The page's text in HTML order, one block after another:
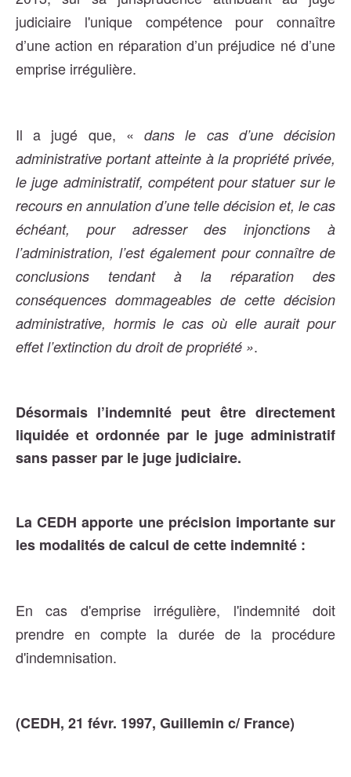
judiciaire l'unique compétence pour connaître
d’une action en réparation d’un préjudice né d’une
emprise irrégulière.
Il a jugé que, « dans le cas d’une décision
administrative portant atteinte à la propriété privée,
le juge administratif, compétent pour statuer sur le
recours en annulation d’une telle décision et, le cas
échéant, pour adresser des injonctions à
l’administration, l’est également pour connaître de
conclusions tendant à la réparation des
conséquences dommageables de cette décision
administrative, hormis le cas où elle aurait pour
effet l’extinction du droit de propriété ».
Désormais l’indemnité peut être directement
liquidée et ordonnée par le juge administratif
sans passer par le juge judiciaire.
La CEDH apporte une précision importante sur
les modalités de calcul de cette indemnité :
En cas d'emprise irrégulière, l'indemnité doit
prendre en compte la durée de la procédure
d'indemnisation.
(CEDH, 21 févr. 1997, Guillemin c/ France)